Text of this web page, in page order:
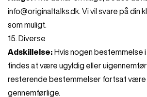
info@originaltalks.dk. Vi vil svare på din
som muligt.
15. Diverse
Adskillelse: Hvis nogen bestemmelse
findes at være ugyldig eller
resterende bestemmelser fortsat være
gennemførlige.